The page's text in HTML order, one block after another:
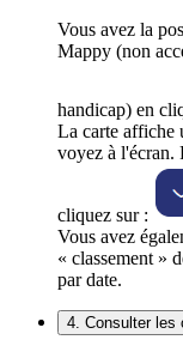
Vous avez la
Mappy (non
handicap) en
La carte affiche
voyez à l'écran.
cliquez sur :
Vous avez
« classement »
par date.
4. Consulter les